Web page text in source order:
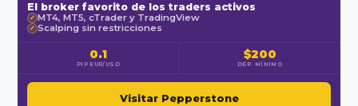
El broker favorito de los traders activos
✓ MT4, MT5, cTrader y TradingView
✓ Scalping sin restricciones
0.1
PIP EUR/USD
$200
DEP. MÍNIMO
Visitar Pepperstone